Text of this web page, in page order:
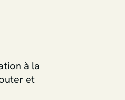
à la
et